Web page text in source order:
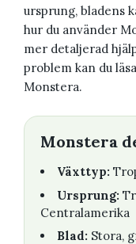
ursprung, bladens
hur du använder
mer detaljerad
problem kan du
Monstera.
Monstera
Växttyp:
Ursprung:
Centralamerika
Blad: Stora,